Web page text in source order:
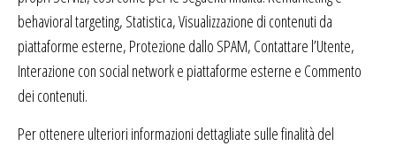
behavioral targeting, Statistica, Visualizzazione di contenuti da
piattaforme esterne, Protezione dallo SPAM, Contattare l’Utente,
Interazione con social network e piattaforme esterne e Commento
dei contenuti.
Per ottenere ulteriori informazioni dettagliate sulle finalità del